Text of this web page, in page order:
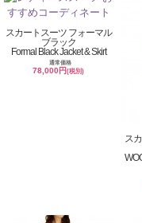
スカートスーツ フォーマル
ブラック
Formal Black Jacket & Skirt
通常価格
78,000円(税別)
ス